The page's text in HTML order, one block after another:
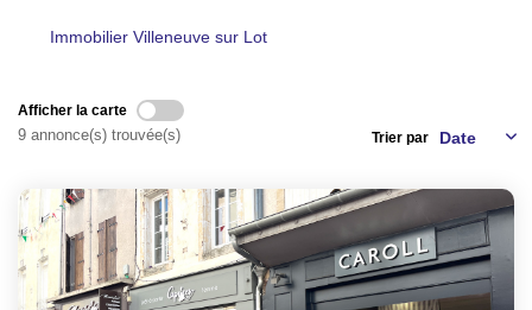
CONTACT
EXTRANET PROPRIÉTAIRE
Immobilier Villeneuve sur Lot
Afficher la carte
9 annonce(s) trouvée(s) Trier par